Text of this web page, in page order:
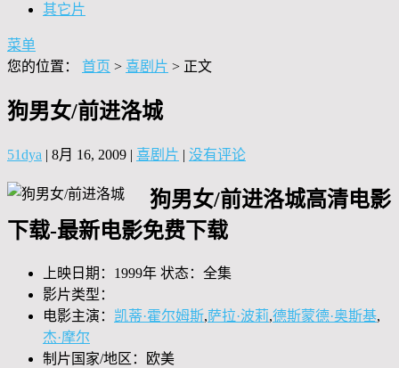
其它片
菜单
您的位置： 首页 > 喜剧片 > 正文
狗男女/前进洛城
51dya | 8月 16, 2009 | 喜剧片 | 没有评论
狗男女/前进洛城高清电影
下载-最新电影免费下载
上映日期：1999年 状态：全集
影片类型：
电影主演： 凯蒂·霍尔姆斯,萨拉·波莉,德斯蒙德·奥斯基,
杰·摩尔
制片国家/地区：欧美